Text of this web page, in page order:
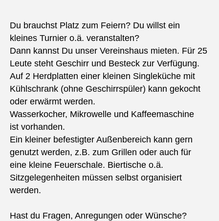
Du brauchst Platz zum Feiern? Du willst ein
kleines Turnier o.ä. veranstalten?
Dann kannst Du unser Vereinshaus mieten. Für 25
Leute steht Geschirr und Besteck zur Verfügung.
Auf 2 Herdplatten einer kleinen Singleküche mit
Kühlschrank (ohne Geschirrspüler) kann gekocht
oder erwärmt werden.
Wasserkocher, Mikrowelle und Kaffeemaschine
ist vorhanden.
Ein kleiner befestigter Außenbereich kann gern
genutzt werden, z.B. zum Grillen oder auch für
eine kleine Feuerschale. Biertische o.ä.
Sitzgelegenheiten müssen selbst organisiert
werden.
Hast du Fragen, Anregungen oder Wünsche?